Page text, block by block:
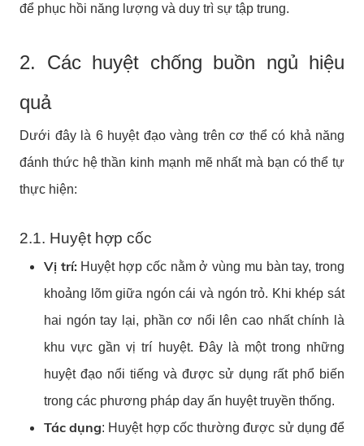
để phục hồi năng lượng và duy trì sự tập trung.
2. Các huyệt chống buồn ngủ hiệu
quả
Dưới đây là 6 huyệt đạo vàng trên cơ thể có khả năng
đánh thức hệ thần kinh mạnh mẽ nhất mà bạn có thể tự
thực hiện:
2.1. Huyệt hợp cốc
Vị trí:Huyệt hợp cốc nằm ở vùng mu bàn tay, trong
khoảng lõm giữa ngón cái và ngón trỏ. Khi khép sát
hai ngón tay lại, phần cơ nổi lên cao nhất chính là
khu vực gần vị trí huyệt. Đây là một trong những
huyệt đạo nổi tiếng và được sử dụng rất phổ biến
trong các phương pháp day ấn huyệt truyền thống.
Tác dụng: Huyệt hợp cốc thường được sử dụng để